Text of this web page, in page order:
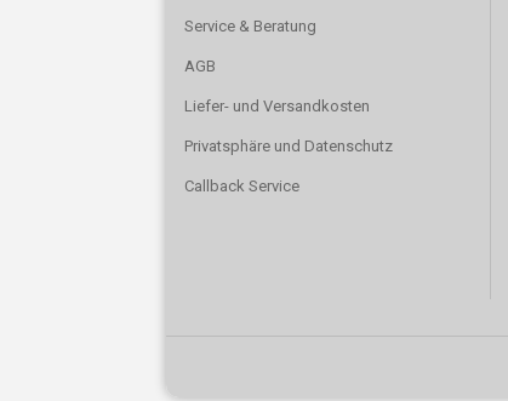
Service & Beratung
AGB
Liefer- und Versandkosten
Privatsphäre und Datenschutz
Callback Service